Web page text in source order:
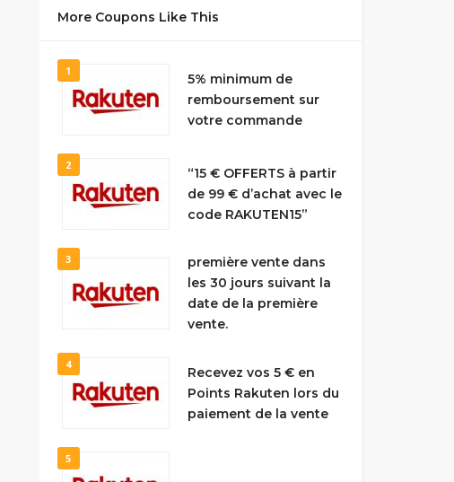
More Coupons Like This
1
5% minimum de
remboursement sur
votre commande
2
“15 € OFFERTS à partir
de 99 € d’achat avec le
code RAKUTEN15”
3
première vente dans
les 30 jours suivant la
date de la première
vente.
4
Recevez vos 5 € en
Points Rakuten lors du
paiement de la vente
5